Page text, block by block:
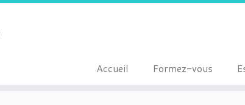
Accueil Formez-vous